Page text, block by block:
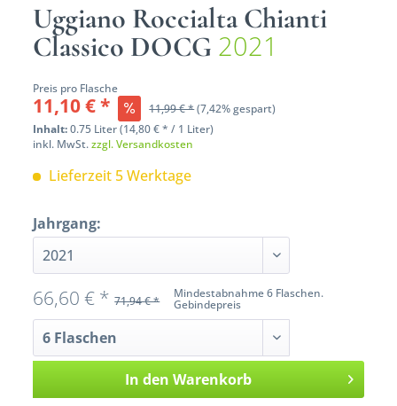
Uggiano Roccialta Chianti
Classico DOCG 2021
Preis pro Flasche
11,10 € * 11,99 € *(7,42% gespart)
Inhalt:0.75 Liter (14,80 € * / 1 Liter)
inkl. MwSt.zzgl. Versandkosten
Lieferzeit 5 Werktage
Jahrgang:
Mindestabnahme 6 Flaschen.
Gebindepreis
66,60 € * 71,94 € *
In den Warenkorb